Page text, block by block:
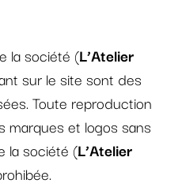
la société (L’Atelier
sur le site sont des
Toute reproduction
marques et logos sans
la société (L’Atelier